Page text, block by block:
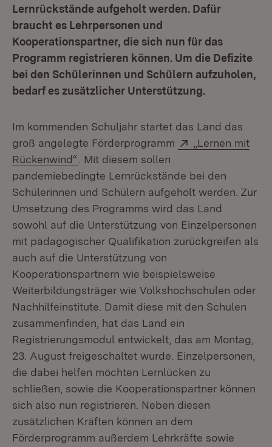
Lernrückstände aufgeholt werden. Dafür
braucht es Lehrpersonen und
Kooperationspartner, die sich nun für das
Programm registrieren können. Um die Defizite
bei den Schülerinnen und Schülern aufzuholen,
bedarf es zusätzlicher Unterstützung.
Im kommenden Schuljahr startet das Land das
groß angelegte Förderprogramm
Extern:
„Lernen mit
Rückenwind“ (Öffnet in neuem Fenster)
. Mit diesem sollen
pandemiebedingte Lernrückstände bei den
Schülerinnen und Schülern aufgeholt werden. Zur
Umsetzung des Programms wird das Land
sowohl auf die Unterstützung von Einzelpersonen
mit pädagogischer Qualifikation zurückgreifen als
auch auf die Unterstützung von
Kooperationspartnern wie beispielsweise
Weiterbildungsträger wie Volkshochschulen oder
Nachhilfeinstitute. Damit diese mit den Schulen
zusammenfinden, hat das Land ein
Registrierungsmodul entwickelt, das am Montag,
23. August freigeschaltet wurde. Einzelpersonen,
die dabei helfen möchten Lernlücken zu
schließen, sowie die Kooperationspartner können
sich also nun registrieren. Neben diesen
zusätzlichen Kräften können an dem
Förderprogramm außerdem Lehrkräfte sowie